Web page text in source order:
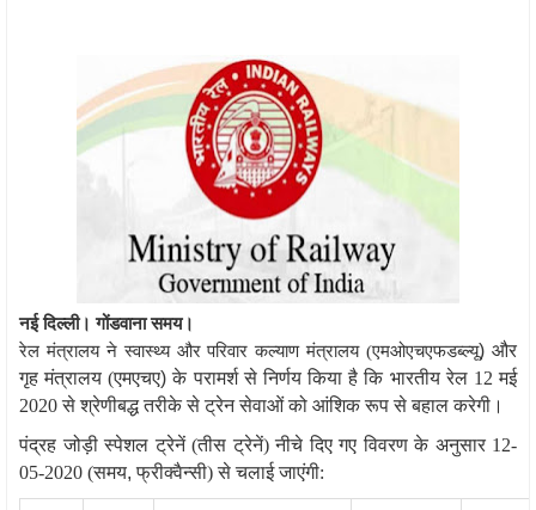
नई दिल्ली। गोंडवाना समय।
रेल मंत्रालय ने स्वास्थ्य और परिवार कल्याण मंत्रालय (एमओएचएफडब्‍ल्‍यू)और
गृह मंत्रालय (एमएचए)के परामर्श से निर्णय किया है कि भारतीय रेल 12 मई
2020 से श्रेणीबद्ध तरीके से ट्रेन सेवाओं को आंशिक रूप से बहाल करेगी।
पंद्रह जोड़ी स्पेशल ट्रेनें (तीस ट्रेनें) नीचे दिए गए विवरण के अनुसार 12-
05-2020 (समय,फ्रीक्‍वैन्‍सी) से चलाई जाएंगी: